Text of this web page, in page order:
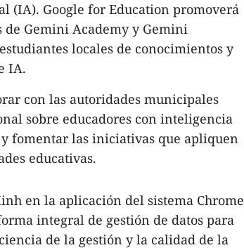
Google for Education promoverá
Gemini Academy y Gemini
locales de conocimientos y
IA.
con las autoridades municipales
sobre educadores con inteligencia
fomentar las iniciativas que apliquen
educativas.
en la aplicación del sistema Chrome
integral de gestión de datos para
de la gestión y la calidad de la